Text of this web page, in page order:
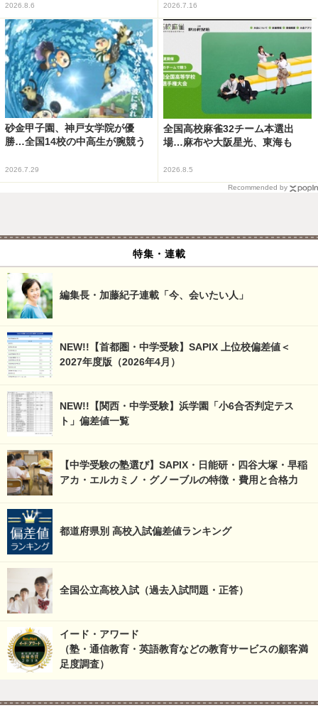
2026.8.6 2026.7.16
砂金甲子園、神戸女学院が優
勝…全国14校の中高生が腕競う
2026.7.29
全国高校麻雀32チーム本選出
場…麻布や大阪星光、東海も
2026.8.5
Recommended by
特集・連載
編集長・加藤紀子連載「今、会いたい人」
NEW!!【首都圏・中学受験】SAPIX 上位校偏差値＜
2027年度版（2026年4月）
NEW!!【関西・中学受験】浜学園「小6合否判定テス
ト」偏差値一覧
【中学受験の塾選び】SAPIX・日能研・四谷大塚・早稲
アカ・エルカミノ・グノーブルの特徴・費用と合格力
都道府県別 高校入試偏差値ランキング
全国公立高校入試（過去入試問題・正答）
イード・アワード
（塾・通信教育・英語教育などの教育サービスの顧客満
足度調査）